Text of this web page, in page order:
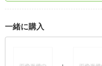
一緒に購入